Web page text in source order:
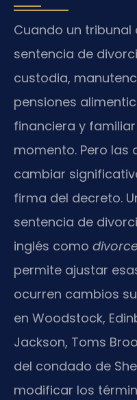
Cuando un tribunal
sentencia de
custodia,
pensiones
financiera y
momento. Pero las
cambiar
firma del decreto.
sentencia de
inglés como
permite ajustar
ocurren cambios
en Woodstock,
Jackson, Toms
del condado de
modificar los